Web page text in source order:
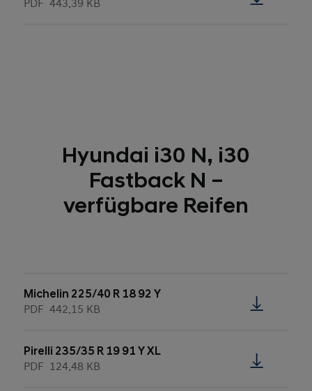
PDF 443.39 KB
Hyundai i30 N, i30
Fastback N –
verfügbare Reifen
Michelin 225/40 R 18 92 Y
PDF 442.15 KB
Pirelli 235/35 R 19 91 Y XL
PDF 124.48 KB